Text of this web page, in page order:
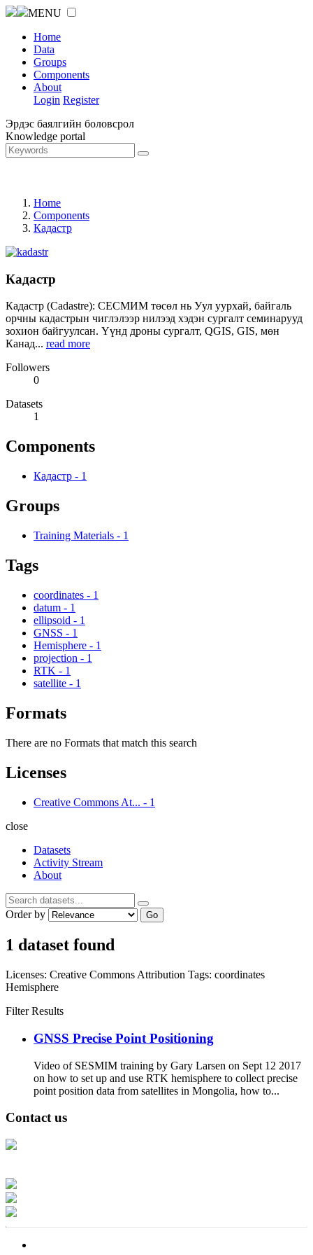
MENU
Home
Data
Groups
Components
About
Login Register
Эрдэс баялгийн боловсрол
Knowledge portal
Home
Components
Кадастр
Кадастр
Кадастр (Cadastre): СЕСМИМ төсөл нь Уул уурхай, байгаль
орчны кадастрын чиглэлээр нилээд хэдэн сургалт семинарууд
зохион байгуулсан. Үүнд дроны сургалт, QGIS, GIS, мөн
Канад... read more
Followers
0
Datasets
1
Components
Кадастр - 1
Groups
Training Materials - 1
Tags
coordinates - 1
datum - 1
ellipsoid - 1
GNSS - 1
Hemisphere - 1
projection - 1
RTK - 1
satellite - 1
Formats
There are no Formats that match this search
Licenses
Creative Commons At... - 1
close
Datasets
Activity Stream
About
Order by Go
1 dataset found
Licenses: Creative Commons Attribution Tags: coordinates
Hemisphere
Filter Results
GNSS Precise Point Positioning
Video of SESMIM training by Gary Larsen on Sept 12 2017
on how to set up and use RTK hemisphere to collect precise
point position data from satellites in Mongolia, how to...
Contact us